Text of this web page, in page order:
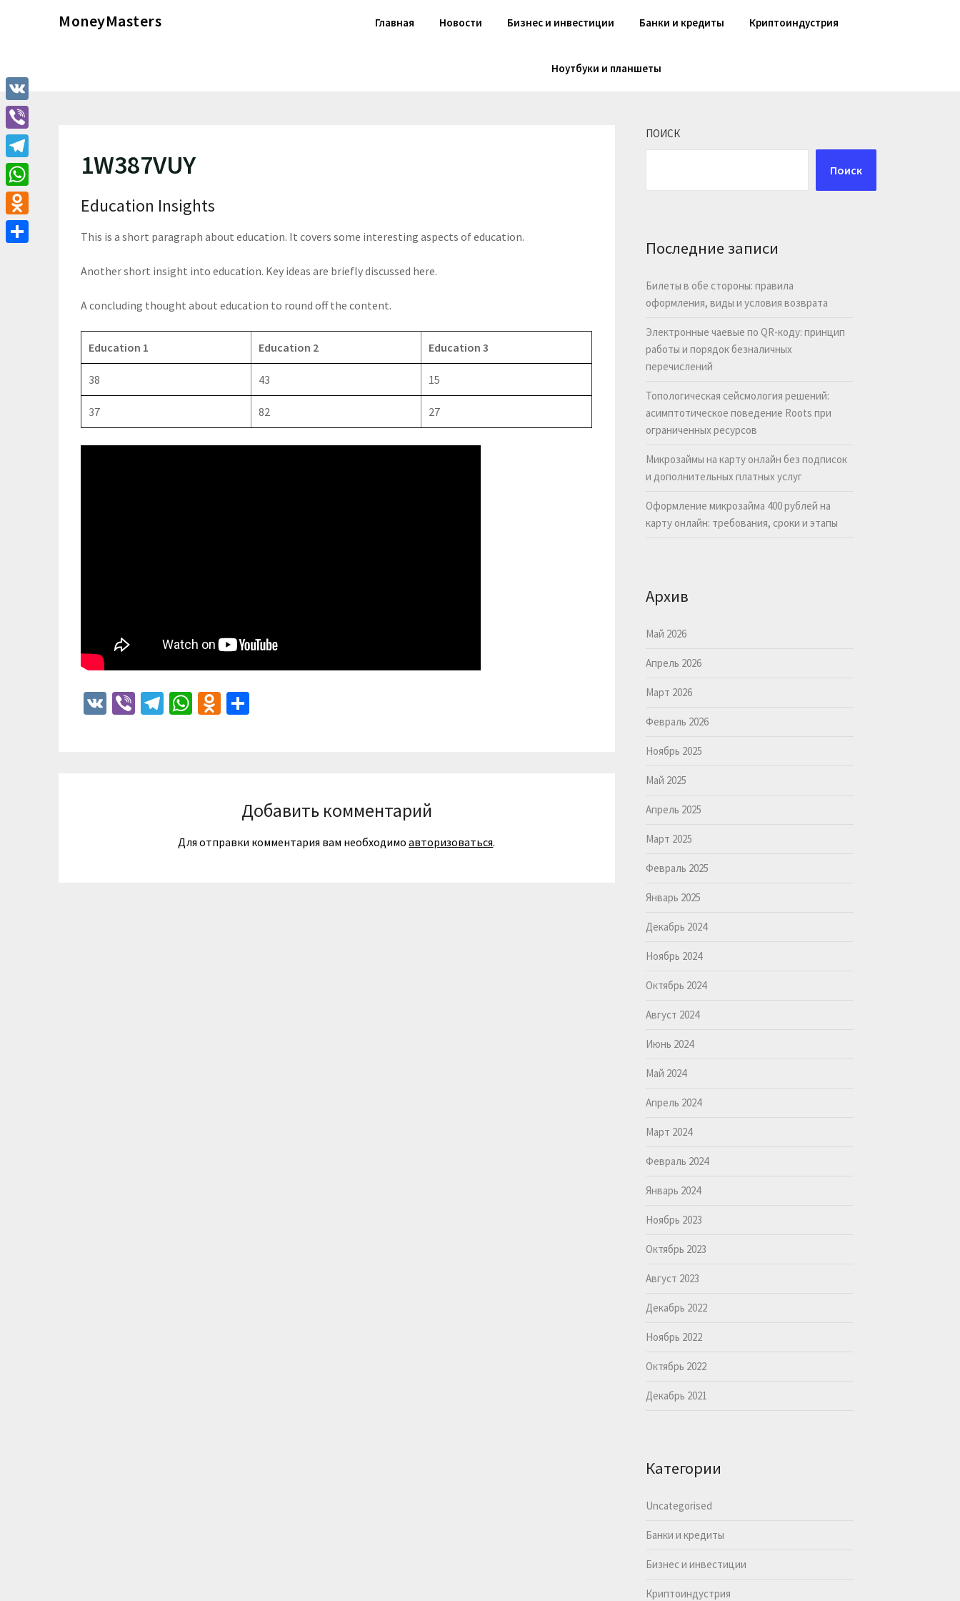
MoneyMasters Главная Новости Бизнес и инвестиции Банки и кредиты Криптоиндустрия
Ноутбуки и планшеты
1W387VUY
Education Insights
This is a short paragraph about education. It covers some interesting aspects of education.
Another short insight into education. Key ideas are briefly discussed here.
A concluding thought about education to round off the content.
Education 1 Education 2 Education 3
38 43 15
37 82 27
VK ViberTelegram
WhatsApp
Odnoklassniki
Добавить комментарий
Для отправки комментария вам необходимоавторизоваться.
ПОИСК
Поиск
Последние записи
Билеты в обе стороны: правила
оформления, виды и условия возврата
Электронные чаевые по QR-коду: принцип
работы и порядок безналичных
перечислений
Топологическая сейсмология решений:
асимптотическое поведение Roots при
ограниченных ресурсов
Микрозаймы на карту онлайн без подписок
и дополнительных платных услуг
Оформление микрозайма 400 рублей на
карту онлайн: требования, сроки и этапы
Архив
Май 2026
Апрель 2026
Март 2026
Февраль 2026
Ноябрь 2025
Май 2025
Апрель 2025
Март 2025
Февраль 2025
Январь 2025
Декабрь 2024
Ноябрь 2024
Октябрь 2024
Август 2024
Июнь 2024
Май 2024
Апрель 2024
Март 2024
Февраль 2024
Январь 2024
Ноябрь 2023
Октябрь 2023
Август 2023
Декабрь 2022
Ноябрь 2022
Октябрь 2022
Декабрь 2021
Категории
Uncategorised
Банки и кредиты
Бизнес и инвестиции
Криптоиндустрия
VK
Viber
Telegram
WhatsApp
Odnoklassniki